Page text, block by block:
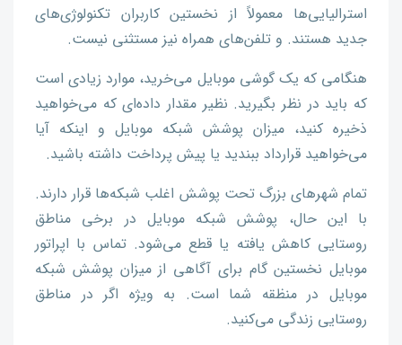
استرالیایی‌ها معمولاً از نخستین کاربران تکنولوژی‌های
جدید هستند. و تلفن‌های همراه نیز مستثنی نیست.
هنگامی که یک گوشی موبایل می‌خرید، موارد زیادی است
که باید در نظر بگیرید. نظیر مقدار داده‌ای که می‌خواهید
ذخیره کنید، میزان پوشش شبکه موبایل و اینکه آیا
می‌خواهید قرارداد ببندید یا پیش پرداخت داشته باشید.
تمام شهرهای بزرگ تحت پوشش اغلب شبکه‌ها قرار دارند.
با این حال، پوشش شبکه موبایل در برخی مناطق
روستایی کاهش یافته یا قطع می‌شود. تماس با اپراتور
موبایل نخستین گام برای آگاهی از میزان پوشش شبکه
موبایل در منظقه شما است. به ویژه اگر در مناطق
روستایی زندگی می‌کنید.